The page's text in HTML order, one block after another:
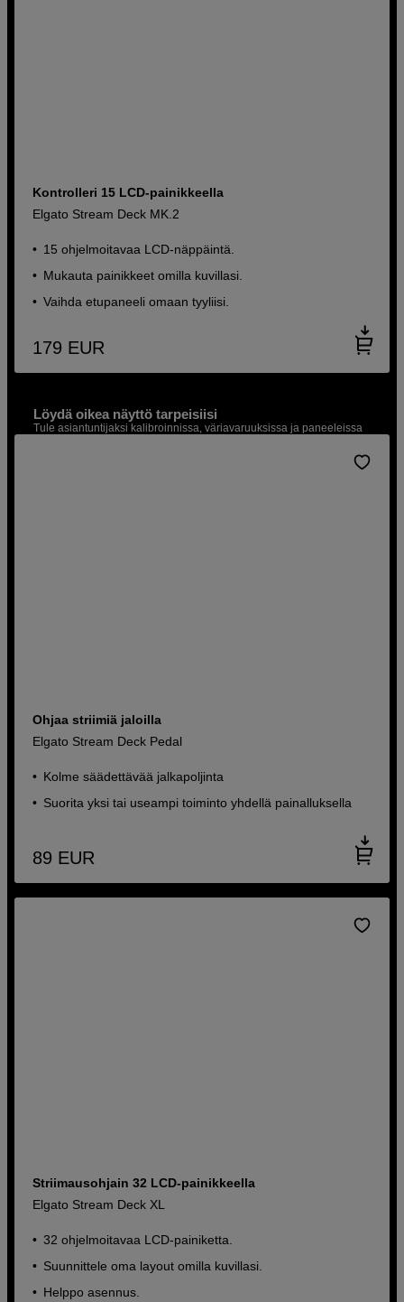
Kontrolleri 15 LCD-painikkeella
Elgato Stream Deck MK.2
15 ohjelmoitavaa LCD-näppäintä.
Mukauta painikkeet omilla kuvillasi.
Vaihda etupaneeli omaan tyyliisi.
179 EUR
Löydä oikea näyttö tarpeisiisi
Tule asiantuntijaksi kalibroinnissa, väriavaruuksissa ja paneeleissa
Ohjaa striimiä jaloilla
Elgato Stream Deck Pedal
Kolme säädettävää jalkapoljinta
Suorita yksi tai useampi toiminto yhdellä painalluksella
89 EUR
Striimausohjain 32 LCD-painikkeella
Elgato Stream Deck XL
32 ohjelmoitavaa LCD-painiketta.
Suunnittele oma layout omilla kuvillasi.
Helppo asennus.